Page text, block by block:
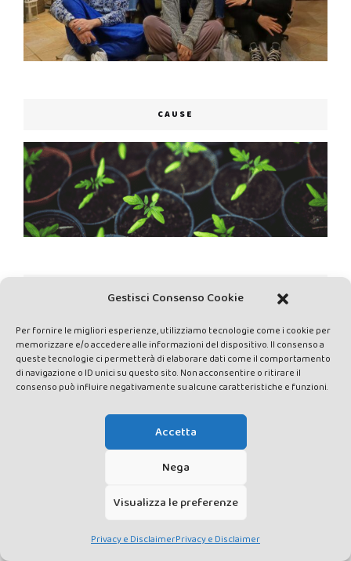
Gestisci Consenso Cookie
Per fornire le migliori esperienze, utilizziamo tecnologie come i cookie per
memorizzare e/o accedere alle informazioni del dispositivo. Il consenso a
queste tecnologie ci permetterà di elaborare dati come il comportamento
di navigazione o ID unici su questo sito. Non acconsentire o ritirare il
consenso può influire negativamente su alcune caratteristiche e funzioni.
Accetta
Nega
Visualizza le preferenze
Privacy e DisclaimerPrivacy e Disclaimer
CAUSE
NORME EDITORIALI